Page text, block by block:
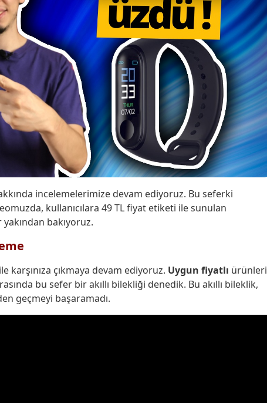
incelemelerimize devam ediyoruz. Bu seferki
kullanıcılara 49 TL fiyat etiketi ile sunulan
bakıyoruz.
karşınıza çıkmaya devam ediyoruz. Uygun fiyatlı ürünleri
bu sefer bir akıllı bilekliği denedik. Bu akıllı bileklik,
geçmeyi başaramadı.